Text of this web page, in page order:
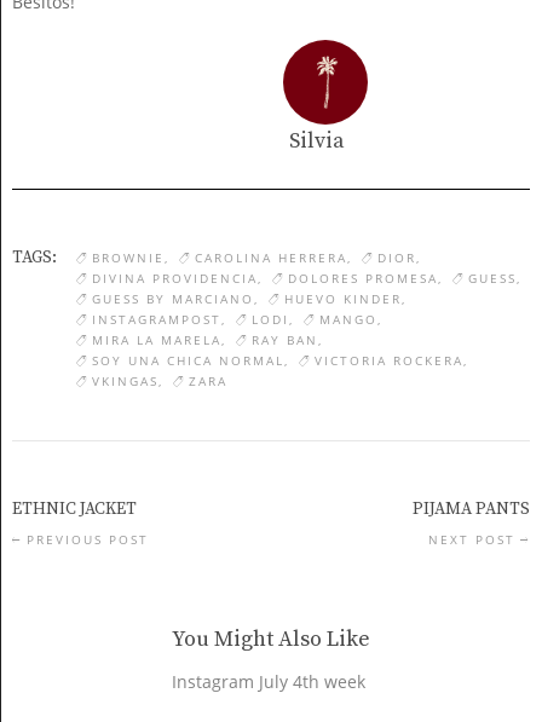
Silvia
TAGS: BROWNIE CAROLINA HERRERA
DIOR
DIVINA PROVIDENCIA
DOLORES PROMESA
GUESS
GUESS BY MARCIANO
HUEVO KINDER
INSTAGRAMPOST
LODI
MANGO
MIRA LA MARELA
RAY BAN
SOY UNA CHICA NORMAL
VICTORIA ROCKERA
VKINGAS
ZARA
ETHNIC JACKET
PREVIOUS POST
PIJAMA PANTS
NEXT POST
You Might Also Like
Instagram July 4th week